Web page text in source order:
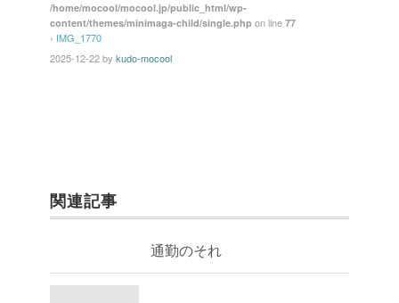
/home/mocool/mocool.jp/public_html/wp-
content/themes/minimaga-child/single.php on line 77
› IMG_1770
2025-12-22by kudo-mocool
関連記事
通勤のそれ